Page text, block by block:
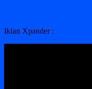
Iklan Xpander :